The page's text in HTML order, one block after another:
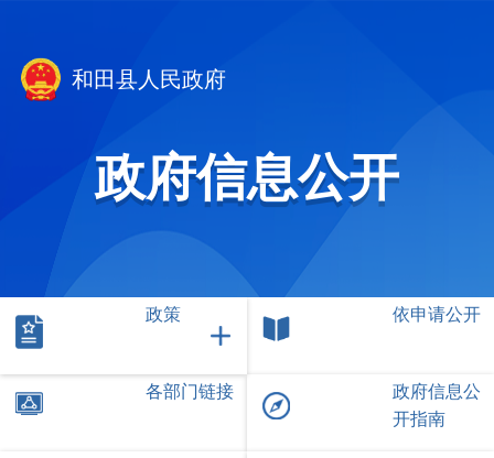
和田县人民政府
政府信息公开
政策 依申请公开
各部门链接
政府信息公
开指南